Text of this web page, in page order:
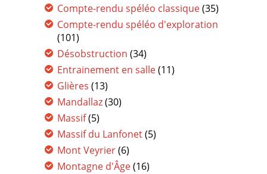
Compte-rendu spéléo classique(35)
Compte-rendu spéléo d'exploration
(101)
Désobstruction (34)
Entrainement en salle(11)
Glières (13)
Mandallaz(30)
Massif(5)
Massif du Lanfonet(5)
Mont Veyrier(6)
Montagne d'Âge(16)